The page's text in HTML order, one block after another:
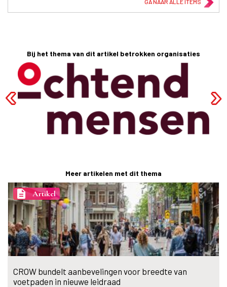
GA NAAR ALLE ITEMS
Bij het thema van dit artikel betrokken organisaties
Meer artikelen met dit thema
description Artikel
CROW bundelt aanbevelingen voor breedte van
voetpaden in nieuwe leidraad